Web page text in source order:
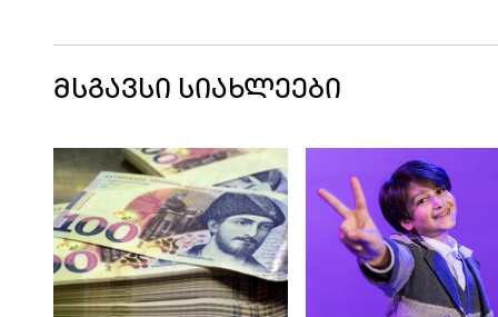
მსგავსი სიახლეები